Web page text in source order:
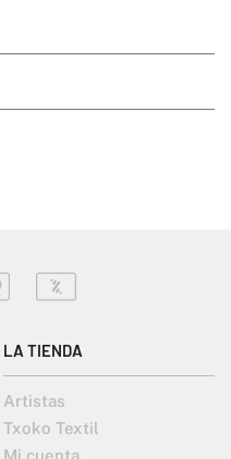
LA TIENDA
Artistas
Txoko Textil
Mi cuenta